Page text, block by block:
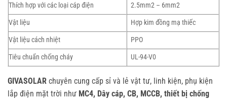
Thích hợp với các loại cáp điện
2.5mm2 – 6mm2
Vật liệu
Hợp kim đồng mạ thiếc
Vật liệu cách nhiệt
PPO
Tiêu chuẩn chống cháy
UL-94-V0
GIVASOLAR chuyên cung cấp sỉ và lẻ vật tư, linh kiện, phụ kiện
lắp điện mặt trời như MC4, Dây cáp, CB, MCCB, thiết bị chống